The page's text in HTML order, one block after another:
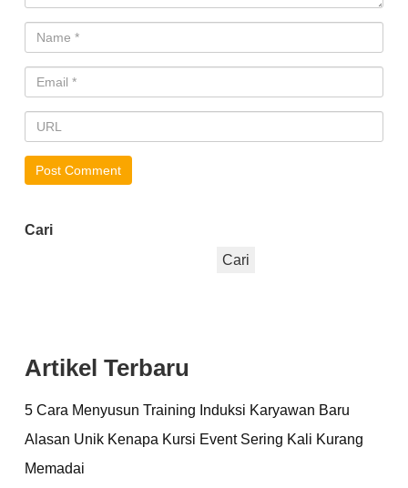
Cari
Cari
Artikel Terbaru
5 Cara Menyusun Training Induksi Karyawan Baru
Alasan Unik Kenapa Kursi Event Sering Kali Kurang
Memadai